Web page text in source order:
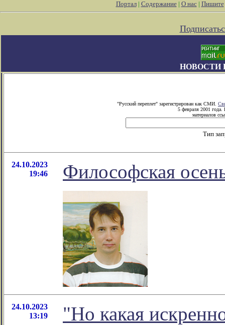
Портал| Содержание| О нас| Пишите
НОВОСТИ
"Русский переплет" зарегистрирован как СМИ.
5 февраля 2001 года.
материалов
Тип
24.10.2023
19:46
Философская
24.10.2023
13:19
"Но какая